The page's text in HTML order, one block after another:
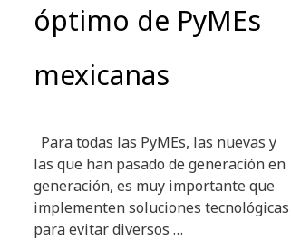
óptimo de PyMEs
mexicanas
Para todas las PyMEs, las nuevas y
las que han pasado de generación en
generación, es muy importante que
implementen soluciones tecnológicas
para evitar diversos …